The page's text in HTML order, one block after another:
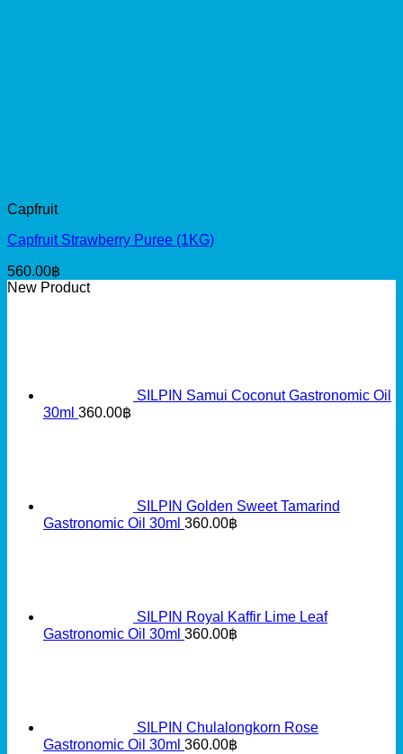
Capfruit
Capfruit Strawberry Puree (1KG)
560.00฿
New Product
SILPIN Samui Coconut Gastronomic Oil
30ml 360.00฿
SILPIN Golden Sweet Tamarind
Gastronomic Oil 30ml 360.00฿
SILPIN Royal Kaffir Lime Leaf
Gastronomic Oil 30ml 360.00฿
SILPIN Chulalongkorn Rose
Gastronomic Oil 30ml 360.00฿